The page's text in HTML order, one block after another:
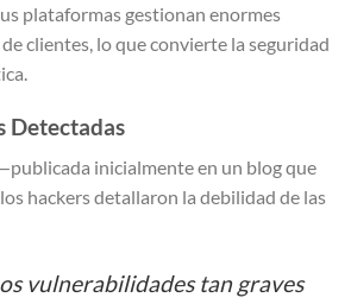
plataformas gestionan enormes
clientes, lo que convierte la seguridad
Detectadas
inicialmente en un blog que
hackers detallaron la debilidad de las
vulnerabilidades tan graves